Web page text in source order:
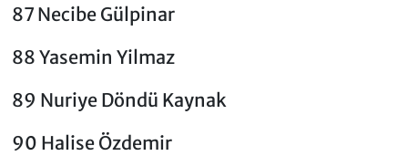
87 Necibe Gülpinar
88 Yasemin Yilmaz
89 Nuriye Döndü Kaynak
90 Halise Özdemir